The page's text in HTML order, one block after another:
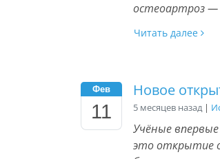
остеоартроз —
Читать далее
Фев
11
Новое
5 месяцев назад |
Учёные
это открытие